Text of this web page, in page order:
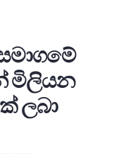
මිලියන
ලබා